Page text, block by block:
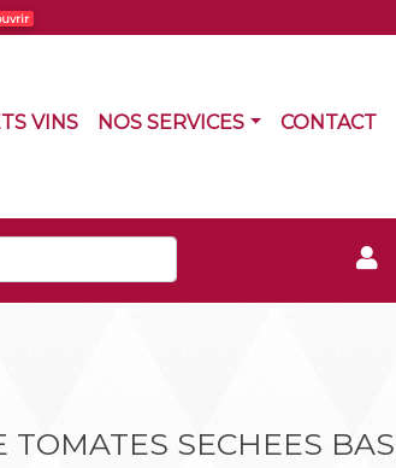
VINS(CURRENT)
NOS SERVICES CONTACT
TOMATES SECHEES